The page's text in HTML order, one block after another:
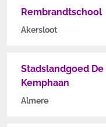
Rembrandtschool
Akersloot
Stadslandgoed De
Kemphaan
Almere